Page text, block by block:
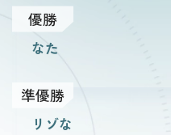
イベント
ルール・Q&A
優勝
なた
準優勝
リゾな